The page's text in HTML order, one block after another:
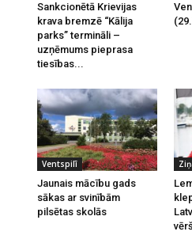
Sankcionētā Krievijas
krava bremzē “Kālija
parks” termināli –
uzņēmums pieprasa
tiesības...
Ventspilī
Jaunais mācību gads
sākas ar svinībām
pilsētas skolās